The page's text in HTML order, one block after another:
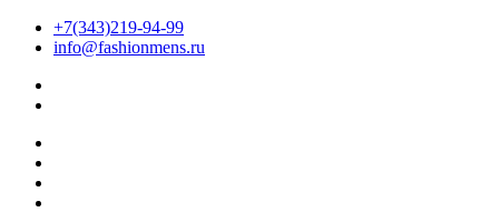
+7(343)219-94-99
info@fashionmens.ru